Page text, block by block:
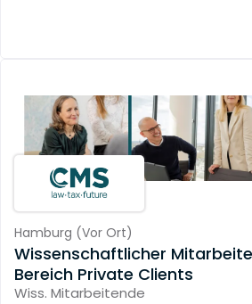
Hamburg (Vor Ort)
Wissenschaftlicher
Bereich Private Clients
Wiss. Mitarbeitende